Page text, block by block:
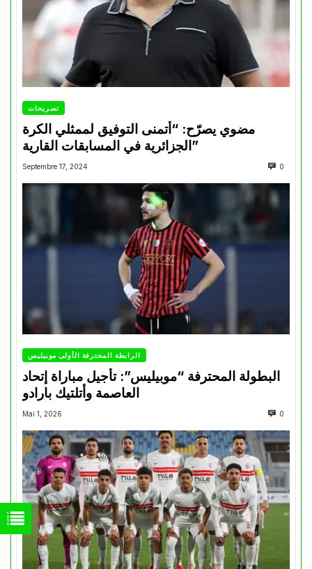
تصريحات
مضوي يصرّح: “أتمنى التوفيق لممثلي الكرة
الجزائرية في المسابقات القارية”
Septembre 17, 2024 0
الرابطة المحترفة الأولى موبيليس
البطولة المحترفة “موبيليس”: تأجيل مباراة إتحاد
العاصمة وأتلتيك بارادو
Mai 1, 2026 0